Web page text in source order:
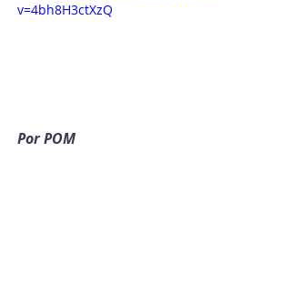
v=4bh8H3ctXzQ
Por POM